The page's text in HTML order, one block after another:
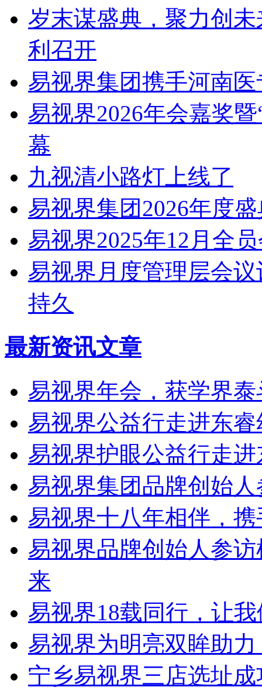
岁末谋盛典，聚力创
利召开
易视界集团携手河南
易视界2026年会嘉奖
幕
九视清小路灯上线了
易视界集团2026年度
易视界2025年12月全
易视界月度管理层会
持久
最新资讯文章
易视界年会，获学界
易视界公益行走进东
易视界护眼公益行走
易视界集团品牌创始
易视界十八年相伴，
易视界品牌创始人参
来
易视界18载同行，让
易视界为明亮双眸助
宁乡易视界三店选址